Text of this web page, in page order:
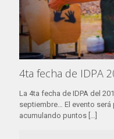
4ta fecha de IDPA
La 4ta fecha de IDPA del
septiembre… El evento será
acumulando puntos […]